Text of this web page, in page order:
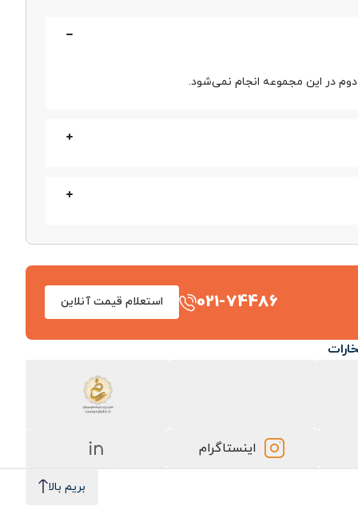
اطلاعات بیشتر و استفاده از خدمات مشاورین
در این مجموعه انجام نمی‌شود.
021-74486 استعلام قیمت آنلاین
اینستاگرام
بریم بالا